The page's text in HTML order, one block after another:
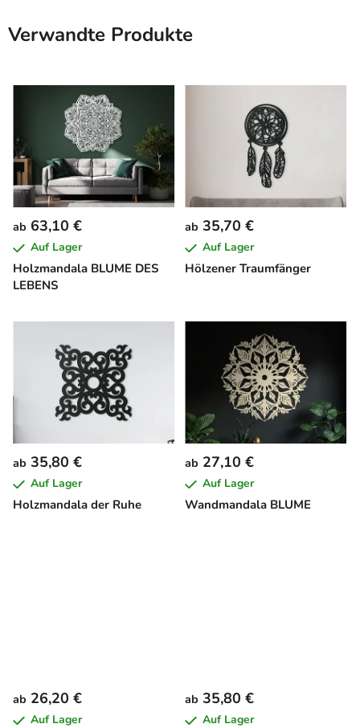
Verwandte Produkte
Holzmandala BLUME DES
LEBENS
ab 63,10 €
Auf Lager
Hölzener Traumfänger
ab 35,70 €
Auf Lager
Holzmandala der Ruhe
ab 35,80 €
Auf Lager
Wandmandala BLUME
ab 27,10 €
Auf Lager
ab 26,20 €
Auf Lager
ab 35,80 €
Auf Lager